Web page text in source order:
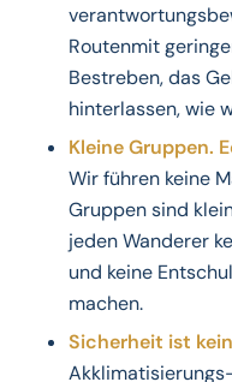
Routenmit
Bestreben, das
hinterlassen, wie
Kleine Gruppen.
Wir führen keine
Gruppen sind
jeden Wanderer
und keine
machen.
Sicherheit ist